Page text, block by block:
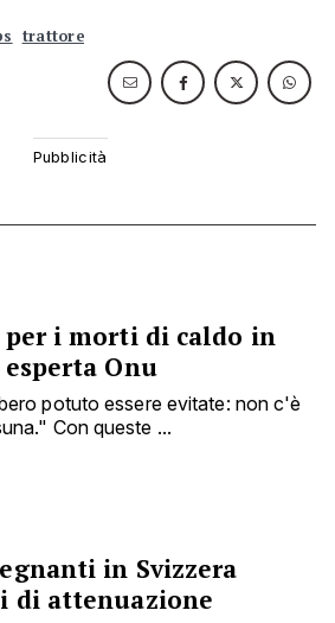
trattore
per i morti di caldo in
esperta Onu
potuto essere evitate: non c'è
Con queste ...
in Svizzera
di attenuazione